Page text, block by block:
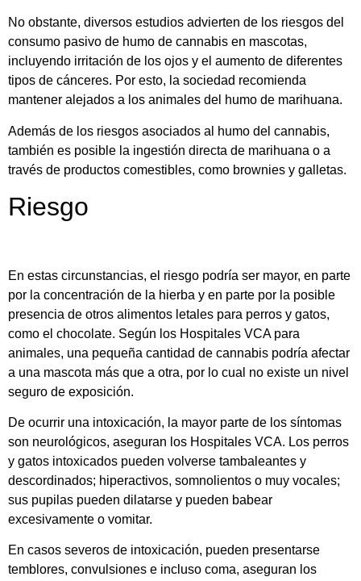
No obstante, diversos estudios advierten de los riesgos del
consumo pasivo de humo de cannabis en mascotas,
incluyendo irritación de los ojos y el aumento de diferentes
tipos de cánceres. Por esto, la sociedad recomienda
mantener alejados a los animales del humo de marihuana.
Además de los riesgos asociados al humo del cannabis,
también es posible la ingestión directa de marihuana o a
través de productos comestibles, como brownies y galletas.
Riesgo
En estas circunstancias, el riesgo podría ser mayor, en parte
por la concentración de la hierba y en parte por la posible
presencia de otros alimentos letales para perros y gatos,
como el chocolate. Según los Hospitales VCA para
animales, una pequeña cantidad de cannabis podría afectar
a una mascota más que a otra, por lo cual no existe un nivel
seguro de exposición.
De ocurrir una intoxicación, la mayor parte de los síntomas
son neurológicos, aseguran los Hospitales VCA. Los perros
y gatos intoxicados pueden volverse tambaleantes y
descordinados; hiperactivos, somnolientos o muy vocales;
sus pupilas pueden dilatarse y pueden babear
excesivamente o vomitar.
En casos severos de intoxicación, pueden presentarse
temblores, convulsiones e incluso coma, aseguran los